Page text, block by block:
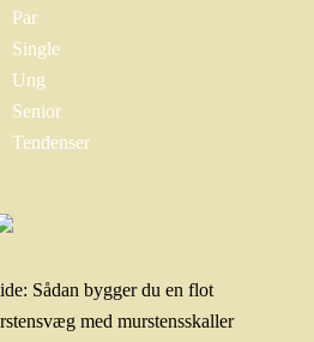
Par
Single
Ung
Senior
Tendenser
Sådan bygger du en flot
med murstensskaller